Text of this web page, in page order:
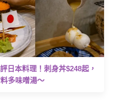
日本料理！刺身丼$248起，
料多味噌湯～